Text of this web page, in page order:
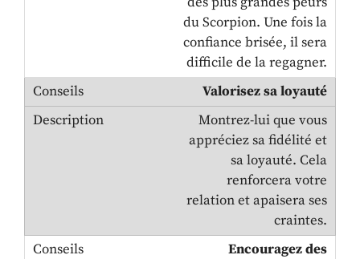
du Scorpion. Une fois la
confiance brisée, il sera
difficile de la regagner.
Valorisez sa loyauté
Montrez-lui que vous
appréciez sa fidélité et
sa loyauté. Cela
renforcera votre
relation et apaisera ses
craintes.
Encouragez des